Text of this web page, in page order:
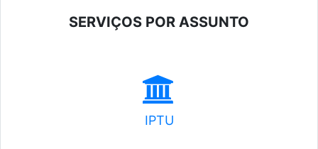
SERVIÇOS POR ASSUNTO
IPTU